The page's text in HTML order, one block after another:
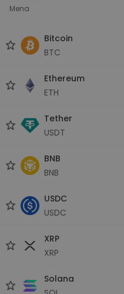
Mena
Bitcoin
BTC
Ethereum
ETH
Tether
USDT
BNB
BNB
USDC
USDC
XRP
XRP
Solana